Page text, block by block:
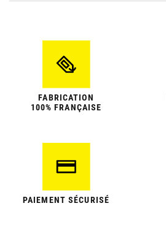
FABRICATION
100% FRANÇAISE
PAIEMENT SÉCURISÉ